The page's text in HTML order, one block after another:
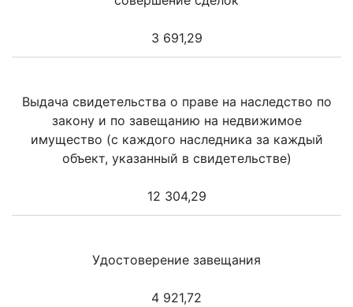
3 691,29
Выдача свидетельства о праве на наследство по
закону и по завещанию на недвижимое
имущество (с каждого наследника за каждый
объект, указанный в свидетельстве)
12 304,29
Удостоверение завещания
4 921,72